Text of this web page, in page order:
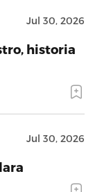
Jul 30, 2026
historia
Jul 30, 2026